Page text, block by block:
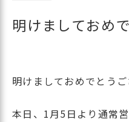
へ
ッ
明けましておめ
明けましておめでとう
本日、1月5日より通常営